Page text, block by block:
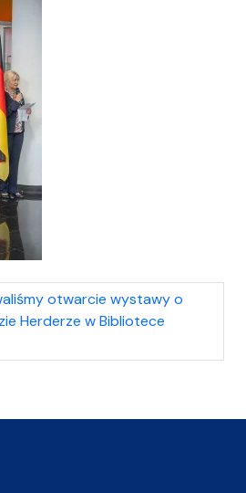
otwarcie wystawy o
Herderze w Bibliotece